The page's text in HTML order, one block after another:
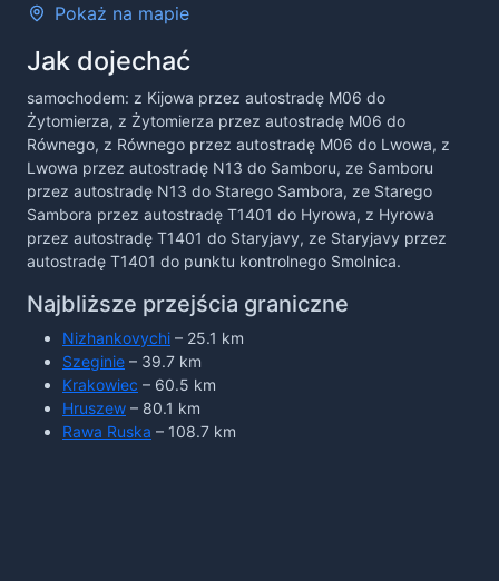
Pokaż na mapie
Jak dojechać
samochodem: z Kijowa przez autostradę M06 do
Żytomierza, z Żytomierza przez autostradę M06 do
Równego, z Równego przez autostradę M06 do Lwowa, z
Lwowa przez autostradę N13 do Samboru, ze Samboru
przez autostradę N13 do Starego Sambora, ze Starego
Sambora przez autostradę T1401 do Hyrowa, z Hyrowa
przez autostradę T1401 do Staryjavy, ze Staryjavy przez
autostradę T1401 do punktu kontrolnego Smolnica.
Najbliższe przejścia graniczne
Nizhankovychi – 25.1 km
Szeginie – 39.7 km
Krakowiec – 60.5 km
Hruszew – 80.1 km
Rawa Ruska – 108.7 km